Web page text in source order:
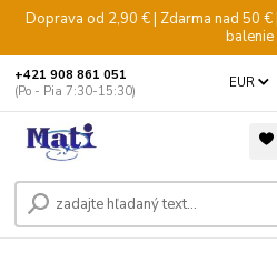
Doprava od 2,90 € | Zdarma nad 50
balenie
EUR
+421 908 861 051
(Po - Pia 7:30-15:30)